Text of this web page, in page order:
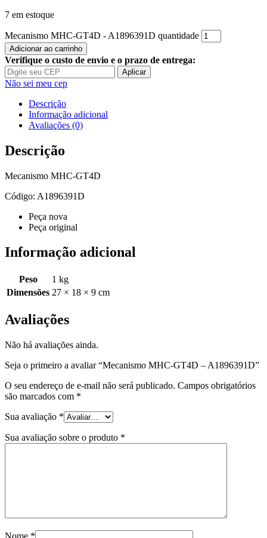
7 em estoque
Mecanismo MHC-GT4D - A1896391D quantidade
Adicionar ao carrinho
Verifique o custo de envio e o prazo de entrega:
Aplicar
Não sei meu cep
Descrição
Informação adicional
Avaliações (0)
Descrição
Mecanismo MHC-GT4D
Código: A1896391D
Peça nova
Peça original
Informação adicional
Peso
1 kg
Dimensões 27 × 18 × 9 cm
Avaliações
Não há avaliações ainda.
Seja o primeiro a avaliar “Mecanismo MHC-GT4D – A1896391D”
O seu endereço de e-mail não será publicado. Campos obrigatórios
são marcados com *
Sua avaliação *
Sua avaliação sobre o produto *